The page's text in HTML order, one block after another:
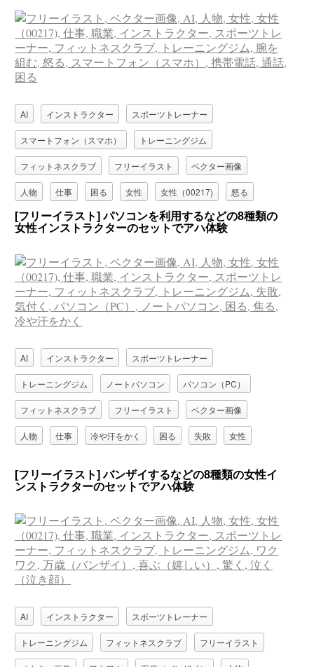
AI インストラクター スポーツトレーナー
スマートフォン（スマホ） トレーニングジム
フィットネスクラブ フリーイラスト ベクター画像
人物 仕事 困る 女性 女性（00217) 怒る
携帯電話 職業 腕を組む 通話
[フリーイラスト] パソコンを利用するなどの8種類の
女性インストラクターのセットでアハ体験
AI インストラクター スポーツトレーナー
トレーニングジム ノートパソコン パソコン（PC）
フィットネスクラブ フリーイラスト ベクター画像
人物 仕事 冷や汗をかく 困る 失敗 女性
[フリーイラスト] バンザイするなどの8種類の女性イ
ンストラクターのセットでアハ体験
AI インストラクター スポーツトレーナー
トレーニングジム フィットネスクラブ フリーイラスト